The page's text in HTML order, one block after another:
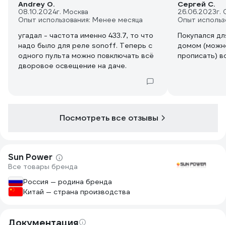
Andrey O.
08.10.2024г. Москва
Опыт использования: Менее месяца
угадал - частота именно 433.7, то что
надо было для реле sonoff. Теперь с
одного пульта можно повключать всё
дворовое освещение на даче.
Сергей С.
26.06.2023г.
Опыт
Покупался
домом
прописать)
Посмотреть все отзывы
Sun Power
Все товары бренда
Россия — родина бренда
Китай — страна производства